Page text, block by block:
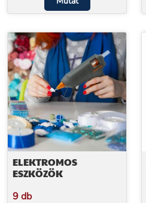
ELEKTROMOS
ESZKÖZÖK
9 db